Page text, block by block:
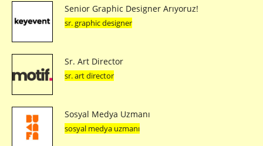
Senior Graphic Designer Arıyoruz!
sr. graphic designer
Sr. Art Director
sr. art director
Sosyal Medya Uzmanı
sosyal medya uzmanı